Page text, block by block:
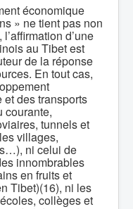
économique
» ne tient pas non
d’une
au Tibet est
de la réponse
En tout cas,
et des transports
courante,
tunnels et
villages,
ni celui de
innombrables
en fruits et
Tibet)(16), ni les
collèges et